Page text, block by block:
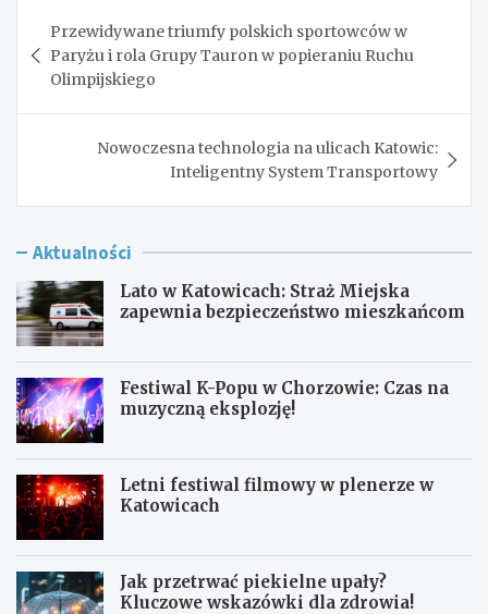
wpisu
Przewidywane triumfy polskich sportowców w
Paryżu i rola Grupy Tauron w popieraniu Ruchu
Olimpijskiego
Nowoczesna technologia na ulicach Katowic:
Inteligentny System Transportowy
Aktualności
Lato w Katowicach: Straż Miejska
zapewnia bezpieczeństwo mieszkańcom
Festiwal K-Popu w Chorzowie: Czas na
muzyczną eksplozję!
Letni festiwal filmowy w plenerze w
Katowicach
Jak przetrwać piekielne upały?
Kluczowe wskazówki dla zdrowia!